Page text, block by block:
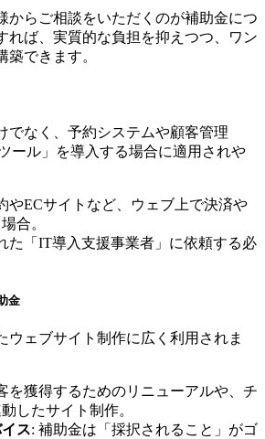
からご相談をいただくのが補助金につ
れば、実質的な負担を抑えつつ、ワン
築できます。
でなく、予約システムや顧客管理
ール」を導入する場合に適用されや
やECサイトなど、ウェブ上で決済や
合。
た「IT導入支援事業者」に依頼する必
金
ウェブサイト制作に広く利用されま
を獲得するためのリニューアルや、チ
したサイト制作。
ス: 補助金は「採択されること」がゴ